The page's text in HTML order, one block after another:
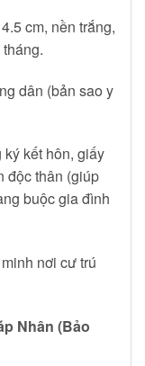
cm, nền trắng,
dân (bản sao y
ký kết hôn, giấy
độc thân (giúp
buộc gia đình
nơi cư trú
Nhân (Bảo